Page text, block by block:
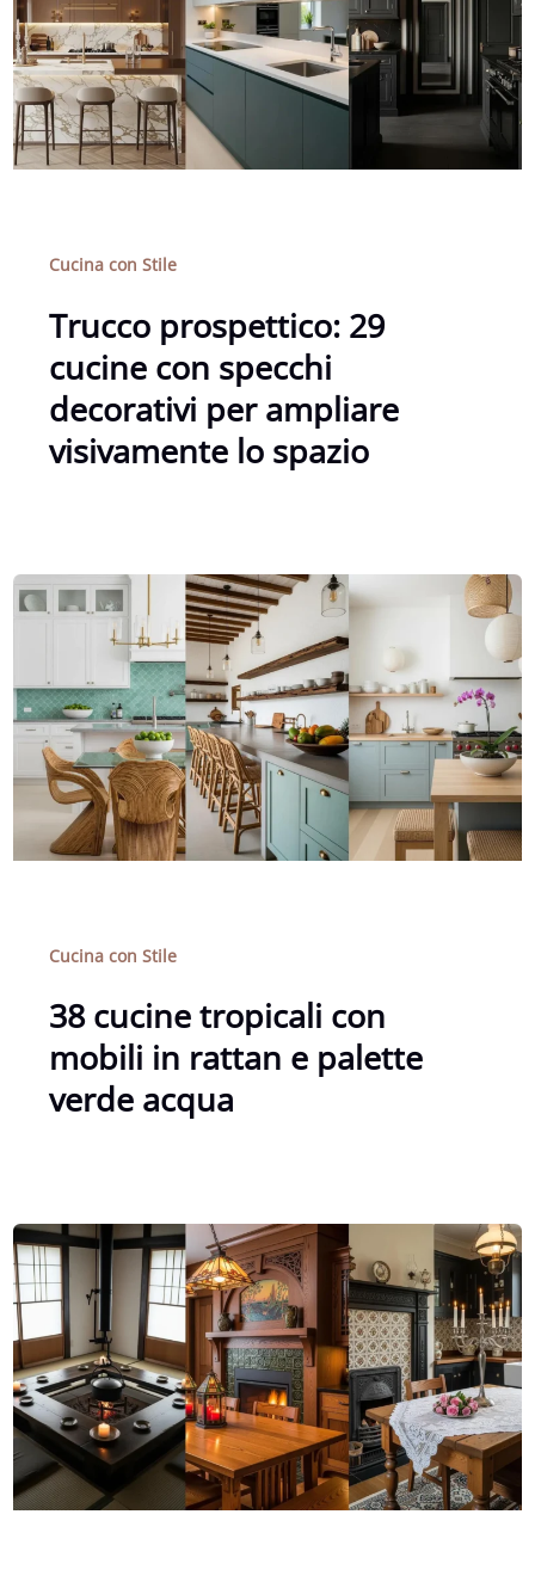
Cucina con Stile
Trucco prospettico: 29
cucine con specchi
decorativi per ampliare
visivamente lo spazio
Cucina con Stile
38 cucine tropicali con
mobili in rattan e palette
verde acqua